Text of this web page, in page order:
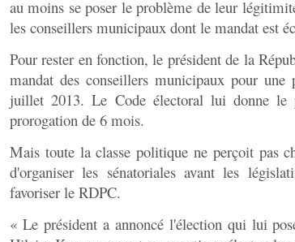
au moins se poser le problème de leur
les conseillers municipaux dont le mandat est
Pour rester en fonction, le président de la
mandat des conseillers municipaux pour
juillet 2013. Le Code électoral lui donne le
prorogation de 6 mois.
Mais toute la classe politique ne perçoit pas
d'organiser les sénatoriales avant les
favoriser le RDPC.
« Le président a annoncé l'élection qui lui